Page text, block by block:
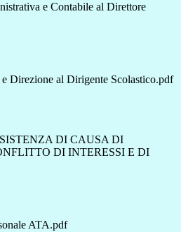
e Contabile al Direttore
Direzione al Dirigente Scolastico.pdf
DI CAUSA DI
DI INTERESSI E DI
ATA.pdf